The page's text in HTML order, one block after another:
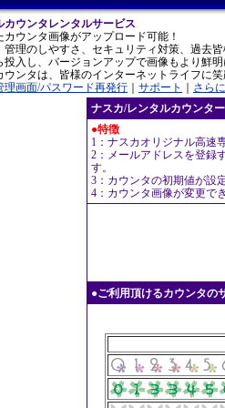
カウンタレンタルサービス
ウンタ画像がアップロード可能！
管理のしやすさ、セキュリティ対策、過去
投入し、バージョンアップで画像もより鮮明
ンタは、皆様のインターネットライフに笑
理画面/パスワード再発行 サポート さら
ナスカ/レンタルカウンタ
●特徴
1：ナスカオリジナル高速
2：メールアドレスを登録
す。
3：カウンタの初期値が設
4：カウンタ画像が変更で
●ご利用頂けるカウンタの